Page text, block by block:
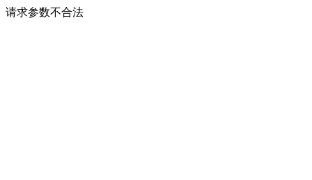
请求参数不合法